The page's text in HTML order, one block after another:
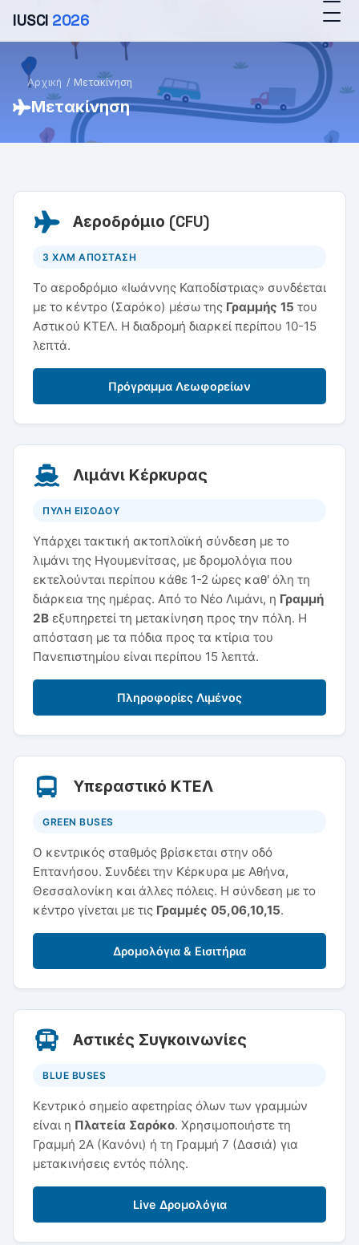
IUSCI 2026
Αρχική / Μετακίνηση
Μετακίνηση
Αεροδρόμιο (CFU)
3 ΧΛΜ ΑΠΟΣΤΑΣΗ
Το αεροδρόμιο «Ιωάννης Καποδίστριας» συνδέεται
με το κέντρο (Σαρόκο) μέσω της Γραμμής 15 του
Αστικού ΚΤΕΛ. Η διαδρομή διαρκεί περίπου 10-15
λεπτά.
Πρόγραμμα Λεωφορείων
Λιμάνι Κέρκυρας
ΠΥΛΗ ΕΙΣΟΔΟΥ
Υπάρχει τακτική ακτοπλοϊκή σύνδεση με το
λιμάνι της Ηγουμενίτσας, με δρομολόγια που
εκτελούνται περίπου κάθε 1-2 ώρες καθ' όλη τη
διάρκεια της ημέρας. Από το Νέο Λιμάνι, η Γραμμή
2Β εξυπηρετεί τη μετακίνηση προς την πόλη. Η
απόσταση με τα πόδια προς τα κτίρια του
Πανεπιστημίου είναι περίπου 15 λεπτά.
Πληροφορίες Λιμένος
Υπεραστικό ΚΤΕΛ
GREEN BUSES
Ο κεντρικός σταθμός βρίσκεται στην οδό
Επτανήσου. Συνδέει την Κέρκυρα με Αθήνα,
Θεσσαλονίκη και άλλες πόλεις. Η σύνδεση με το
κέντρο γίνεται με τις Γραμμές 05,06,10,15.
Δρομολόγια & Εισιτήρια
Αστικές Συγκοινωνίες
BLUE BUSES
Κεντρικό σημείο αφετηρίας όλων των γραμμών
είναι η Πλατεία Σαρόκο. Χρησιμοποιήστε τη
Γραμμή 2Α (Κανόνι) ή τη Γραμμή 7 (Δασιά) για
μετακινήσεις εντός πόλης.
Live Δρομολόγια